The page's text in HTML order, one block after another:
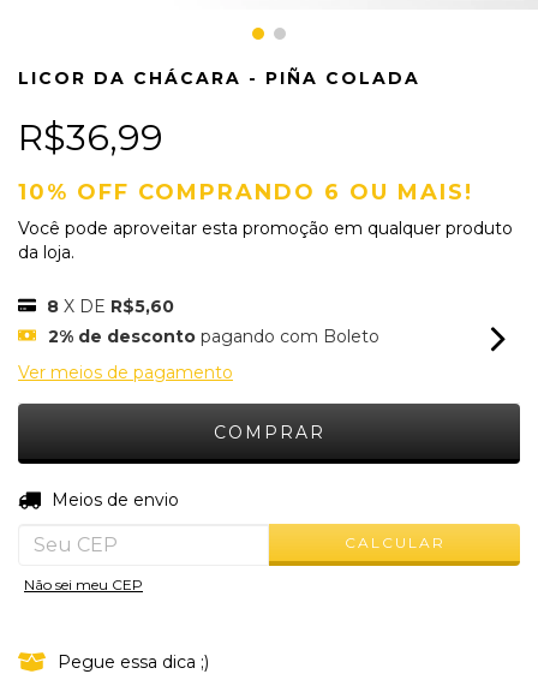
LICOR DA CHÁCARA - PIÑA COLADA
R$36,99
10% OFF COMPRANDO 6 OU MAIS!
Você pode aproveitar esta promoção em qualquer produto
da loja.
8 X DE R$5,60
2% de desconto pagando com Boleto
Ver meios de pagamento
Entregas para o CEP:
Meios de envio
CALCULAR
Não sei meu CEP
Pegue essa dica ;)